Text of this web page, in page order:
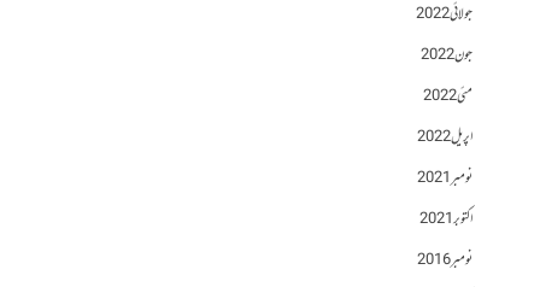
جولائی 2022
جون 2022
مئی 2022
اپریل 2022
نومبر 2021
اکتوبر 2021
نومبر 2016